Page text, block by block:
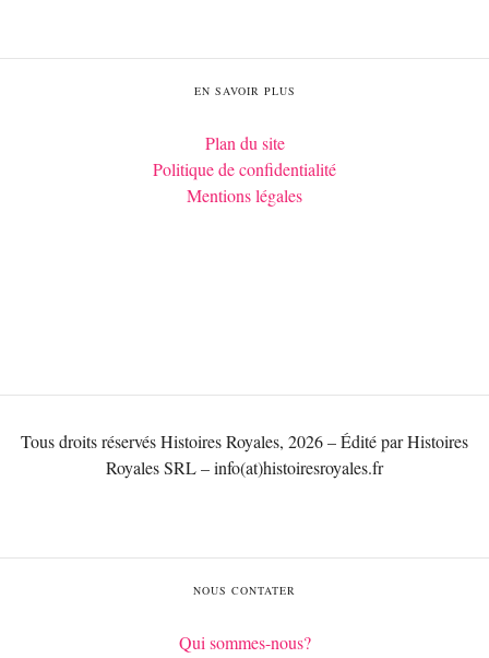
EN SAVOIR PLUS
Plan du site
Politique de confidentialité
Mentions légales
Tous droits réservés Histoires Royales, 2026 – Édité par Histoires
Royales SRL – info(at)histoiresroyales.fr
NOUS CONTATER
Qui sommes-nous?